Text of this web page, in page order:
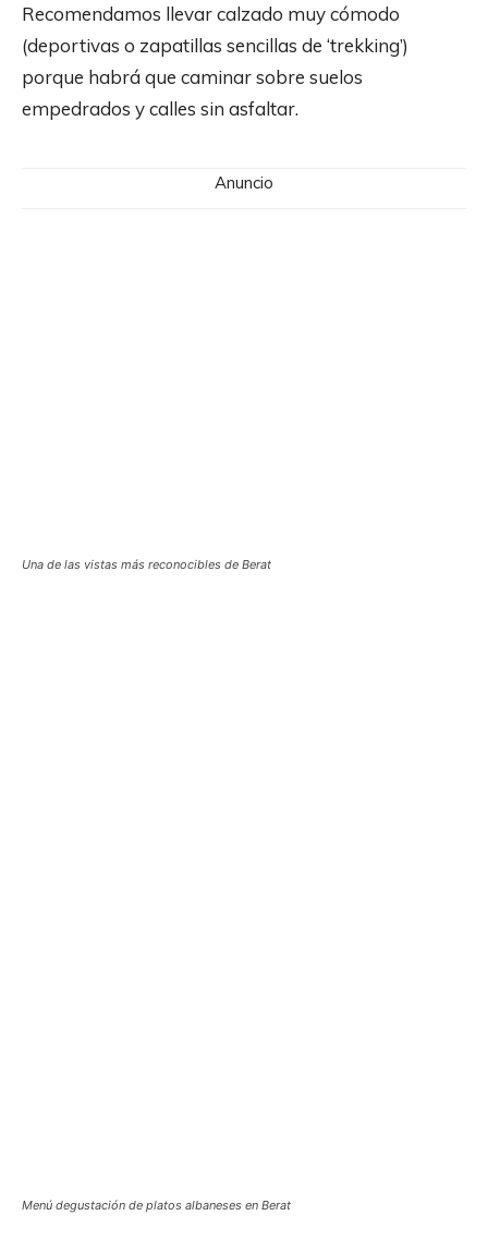
Recomendamos llevar calzado muy cómodo
(deportivas o zapatillas sencillas de ‘trekking’)
porque habrá que caminar sobre suelos
empedrados y calles sin asfaltar.
Anuncio
Una de las vistas más reconocibles de Berat
Menú degustación de platos albaneses en Berat